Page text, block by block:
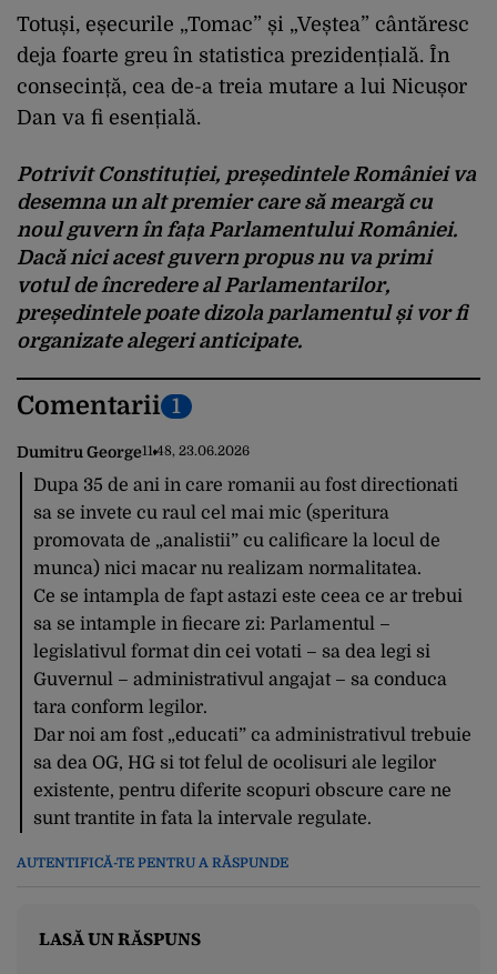
Totuși, eșecurile „Tomac” și „Veștea” cântăresc
deja foarte greu în statistica prezidențială. În
consecință, cea de-a treia mutare a lui Nicușor
Dan va fi esențială.
Potrivit Constituției, președintele României va
desemna un alt premier care să meargă cu
noul guvern în fața Parlamentului României.
Dacă nici acest guvern propus nu va primi
votul de încredere al Parlamentarilor,
președintele poate dizola parlamentul și vor fi
organizate alegeri anticipate.
Comentarii 1
Dumitru George11:48, 23.06.2026
Dupa 35 de ani in care romanii au fost directionati
sa se invete cu raul cel mai mic (speritura
promovata de „analistii” cu calificare la locul de
munca) nici macar nu realizam normalitatea.
Ce se intampla de fapt astazi este ceea ce ar trebui
sa se intample in fiecare zi: Parlamentul –
legislativul format din cei votati – sa dea legi si
Guvernul – administrativul angajat – sa conduca
tara conform legilor.
Dar noi am fost „educati” ca administrativul trebuie
sa dea OG, HG si tot felul de ocolisuri ale legilor
existente, pentru diferite scopuri obscure care ne
sunt trantite in fata la intervale regulate.
AUTENTIFICĂ-TE PENTRU A RĂSPUNDE
LASĂ UN RĂSPUNS